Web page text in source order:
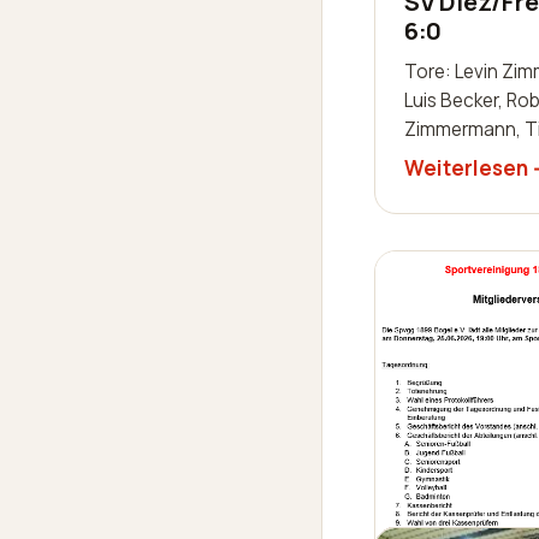
6:0
Tore: Levin
Luis Becker,
Zimmermann,
Justin Frank,
Andre
Schaab-Lor…
Weiterlesen